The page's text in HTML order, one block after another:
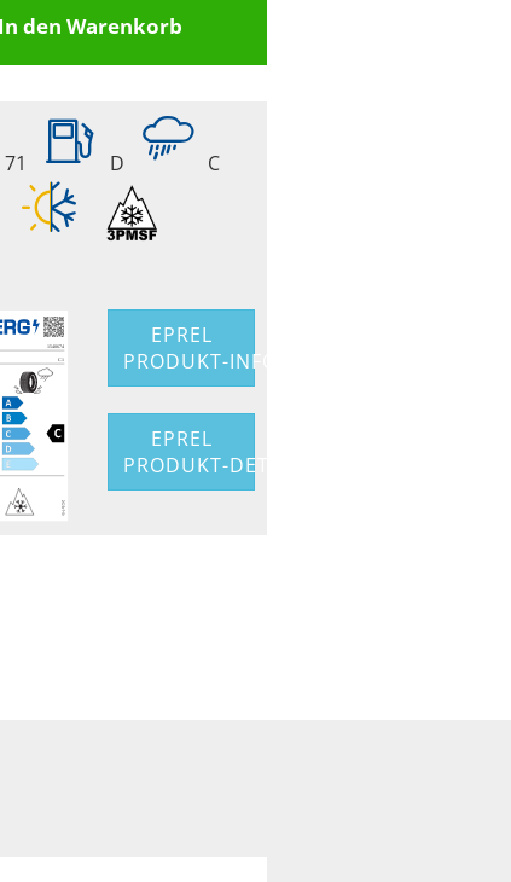
In den Warenkorb
71 D C
EPREL
PRODUKT-INFO
EPREL
PRODUKT-DETAIL